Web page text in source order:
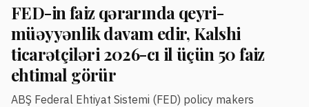
FED-in faiz qərarında qeyri-
müəyyənlik davam edir, Kalshi
ticarətçiləri 2026-cı il üçün 50 faiz
ehtimal görür
ABŞ Federal Ehtiyat Sistemi (FED) policy makers